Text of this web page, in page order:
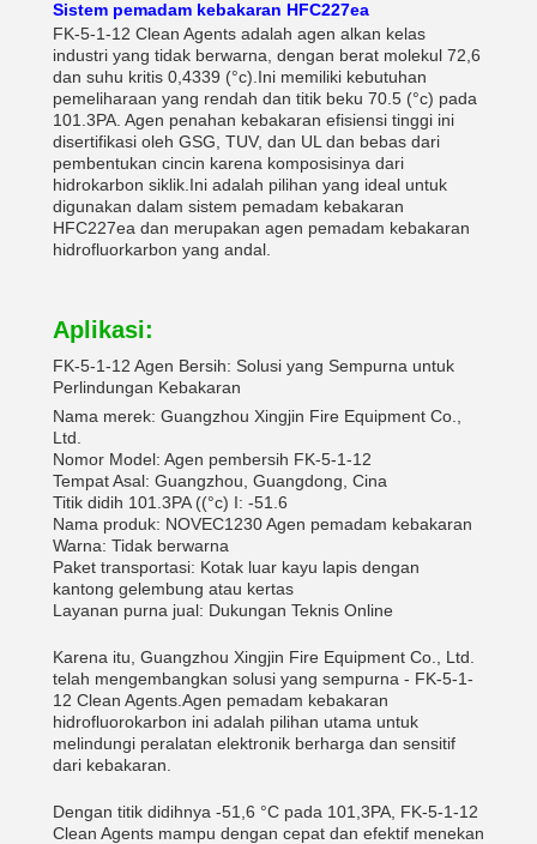
Sistem pemadam kebakaran HFC227ea
FK-5-1-12 Clean Agents adalah agen alkan kelas
industri yang tidak berwarna, dengan berat molekul 72,6
dan suhu kritis 0,4339 (°c).Ini memiliki kebutuhan
pemeliharaan yang rendah dan titik beku 70.5 (°c) pada
101.3PA. Agen penahan kebakaran efisiensi tinggi ini
disertifikasi oleh GSG, TUV, dan UL dan bebas dari
pembentukan cincin karena komposisinya dari
hidrokarbon siklik.Ini adalah pilihan yang ideal untuk
digunakan dalam sistem pemadam kebakaran
HFC227ea dan merupakan agen pemadam kebakaran
hidrofluorkarbon yang andal.
Aplikasi:
FK-5-1-12 Agen Bersih: Solusi yang Sempurna untuk
Perlindungan Kebakaran
Nama merek: Guangzhou Xingjin Fire Equipment Co.,
Ltd.
Nomor Model: Agen pembersih FK-5-1-12
Tempat Asal: Guangzhou, Guangdong, Cina
Titik didih 101.3PA ((°c) I: -51.6
Nama produk: NOVEC1230 Agen pemadam kebakaran
Warna: Tidak berwarna
Paket transportasi: Kotak luar kayu lapis dengan
kantong gelembung atau kertas
Layanan purna jual: Dukungan Teknis Online
Karena itu, Guangzhou Xingjin Fire Equipment Co., Ltd.
telah mengembangkan solusi yang sempurna - FK-5-1-
12 Clean Agents.Agen pemadam kebakaran
hidrofluorokarbon ini adalah pilihan utama untuk
melindungi peralatan elektronik berharga dan sensitif
dari kebakaran.
Dengan titik didihnya -51,6 °C pada 101,3PA, FK-5-1-12
Clean Agents mampu dengan cepat dan efektif menekan